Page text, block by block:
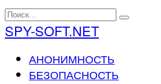
Перейти
к
содержанию
Search
for:
SPY-SOFT.NET
АНОНИМНОСТЬ
БЕЗОПАСНОСТЬ